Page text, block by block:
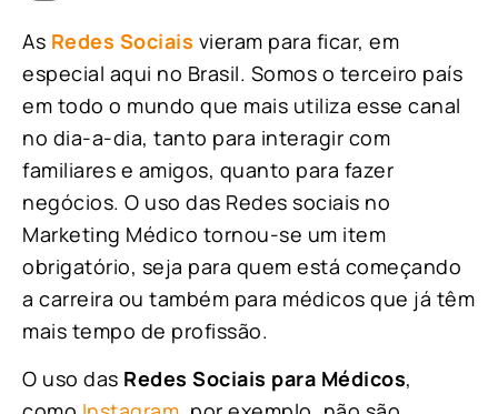
As Redes Sociais vieram para ficar, em
especial aqui no Brasil. Somos o terceiro país
em todo o mundo que mais utiliza esse canal
no dia-a-dia, tanto para interagir com
familiares e amigos, quanto para fazer
negócios. O uso das Redes sociais no
Marketing Médico tornou-se um item
obrigatório, seja para quem está começando
a carreira ou também para médicos que já têm
mais tempo de profissão.
O uso das Redes Sociais para Médicos,